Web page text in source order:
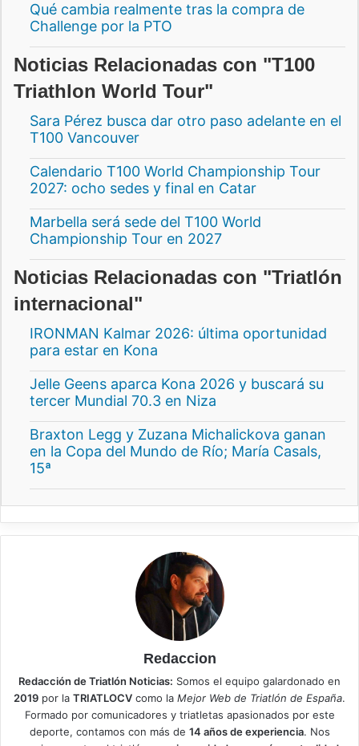
Qué cambia realmente tras la compra de
Challenge por la PTO
Noticias Relacionadas con "T100
Triathlon World Tour"
Sara Pérez busca dar otro paso adelante en el
T100 Vancouver
Calendario T100 World Championship Tour
2027: ocho sedes y final en Catar
Marbella será sede del T100 World
Championship Tour en 2027
Noticias Relacionadas con "Triatlón
internacional"
IRONMAN Kalmar 2026: última oportunidad
para estar en Kona
Jelle Geens aparca Kona 2026 y buscará su
tercer Mundial 70.3 en Niza
Braxton Legg y Zuzana Michalickova ganan
en la Copa del Mundo de Río; María Casals,
15ª
Redaccion
Redacción de Triatlón Noticias: Somos el equipo galardonado en
2019 por la TRIATLOCV como la Mejor Web de Triatlón de España.
Formado por comunicadores y triatletas apasionados por este
deporte, contamos con más de 14 años de experiencia. Nos